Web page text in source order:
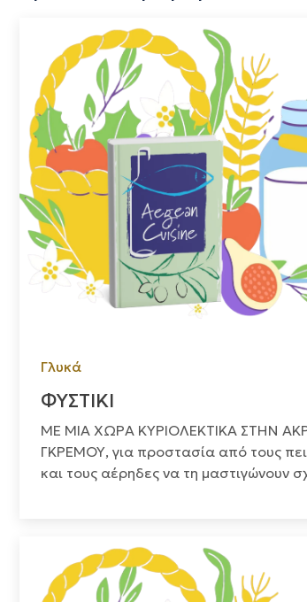
Γλυκά
ΦΥΣΤΙΚΙ
ΜΕ ΜΙΑ ΧΩΡΑ ΚΥΡΙΟΛΕΚΤΙΚΑ ΣΤΗΝ
ΓΚΡΕΜΟΥ, για προστασία από τους
και τους αέρηδες να τη μαστιγώνουν